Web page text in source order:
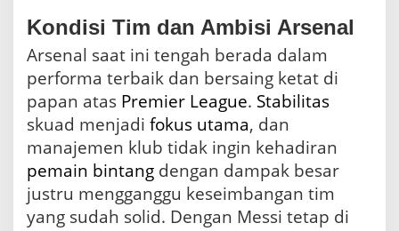
Kondisi Tim dan Ambisi Arsenal
Arsenal saat ini tengah berada dalam
performa terbaik dan bersaing ketat di
papan atas Premier League. Stabilitas
skuad menjadi fokus utama, dan
manajemen klub tidak ingin kehadiran
pemain bintang dengan dampak besar
justru mengganggu keseimbangan tim
yang sudah solid. Dengan Messi tetap di